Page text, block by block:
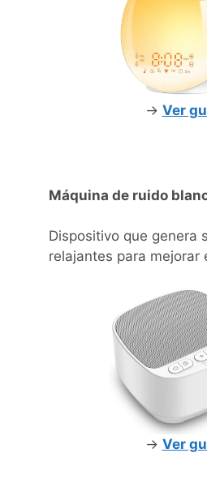
-> Ver
Máquina de ruido
Dispositivo que genera
relajantes para mejorar
-> Ver